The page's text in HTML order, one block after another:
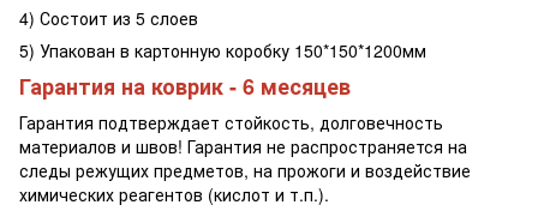
4) Состоит из 5 слоев
5) Упакован в картонную коробку 150*150*1200мм
Гарантия на коврик - 6 месяцев
Гарантия подтверждает стойкость, долговечность
материалов и швов! Гарантия не распространяется на
следы режущих предметов, на прожоги и воздействие
химических реагентов (кислот и т.п.).